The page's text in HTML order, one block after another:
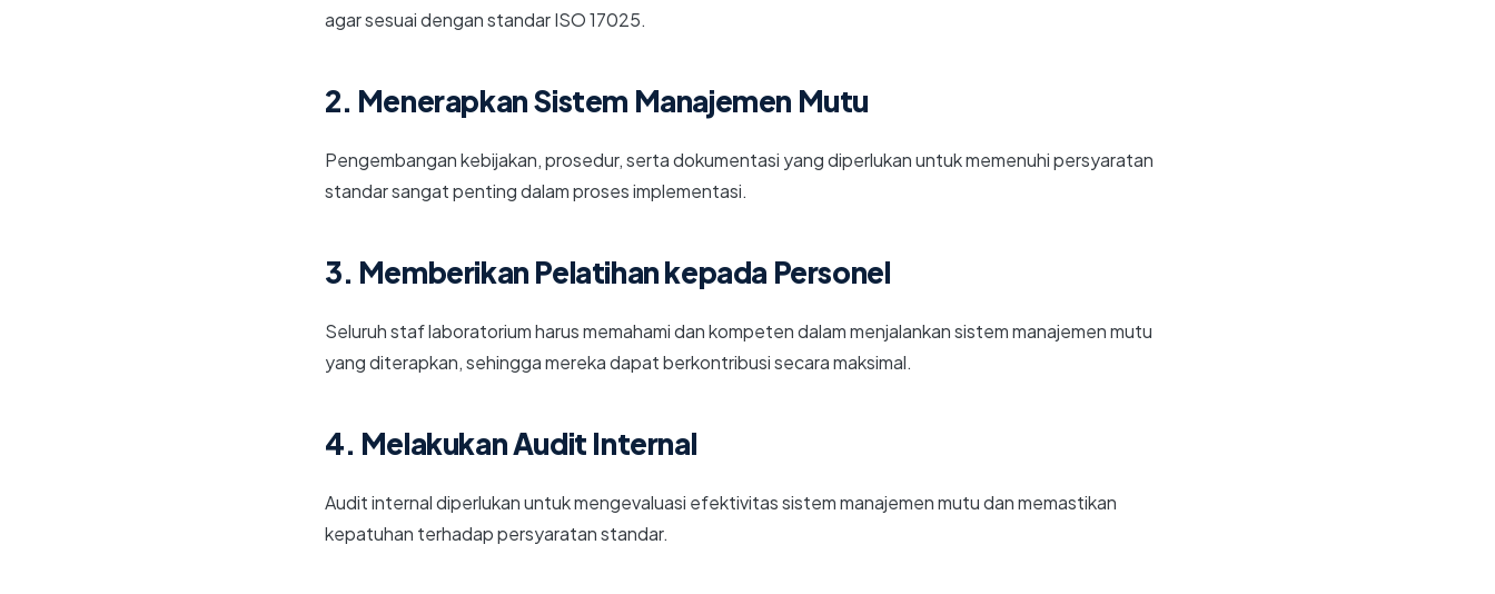
agar sesuai dengan standar ISO 17025.
2. Menerapkan Sistem Manajemen Mutu
Pengembangan kebijakan, prosedur, serta dokumentasi yang diperlukan untuk memenuhi persyaratan
standar sangat penting dalam proses implementasi.
3. Memberikan Pelatihan kepada Personel
Seluruh staf laboratorium harus memahami dan kompeten dalam menjalankan sistem manajemen mutu
yang diterapkan, sehingga mereka dapat berkontribusi secara maksimal.
4. Melakukan Audit Internal
Audit internal diperlukan untuk mengevaluasi efektivitas sistem manajemen mutu dan memastikan
kepatuhan terhadap persyaratan standar.